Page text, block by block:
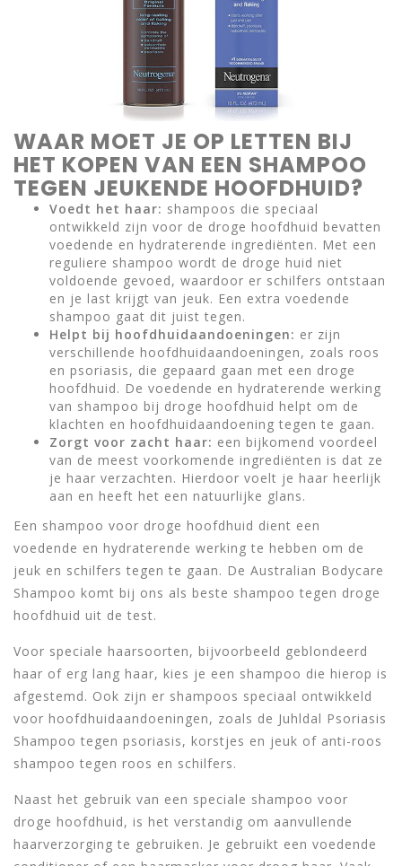
WAAR MOET JE OP LETTEN BIJ
HET KOPEN VAN EEN SHAMPOO
TEGEN JEUKENDE HOOFDHUID?
Voedt het haar: shampoos die speciaal
ontwikkeld zijn voor de droge hoofdhuid bevatten
voedende en hydraterende ingrediënten. Met een
reguliere shampoo wordt de droge huid niet
voldoende gevoed, waardoor er schilfers ontstaan
en je last krijgt van jeuk. Een extra voedende
shampoo gaat dit juist tegen.
Helpt bij hoofdhuidaandoeningen: er zijn
verschillende hoofdhuidaandoeningen, zoals roos
en psoriasis, die gepaard gaan met een droge
hoofdhuid. De voedende en hydraterende werking
van shampoo bij droge hoofdhuid helpt om de
klachten en hoofdhuidaandoening tegen te gaan.
Zorgt voor zacht haar: een bijkomend voordeel
van de meest voorkomende ingrediënten is dat ze
je haar verzachten. Hierdoor voelt je haar heerlijk
aan en heeft het een natuurlijke glans.
Een shampoo voor droge hoofdhuid dient een
voedende en hydraterende werking te hebben om de
jeuk en schilfers tegen te gaan. De Australian Bodycare
Shampoo komt bij ons als beste shampoo tegen droge
hoofdhuid uit de test.
Voor speciale haarsoorten, bijvoorbeeld geblondeerd
haar of erg lang haar, kies je een shampoo die hierop is
afgestemd. Ook zijn er shampoos speciaal ontwikkeld
voor hoofdhuidaandoeningen, zoals de Juhldal Psoriasis
Shampoo tegen psoriasis, korstjes en jeuk of anti-roos
shampoo tegen roos en schilfers.
Naast het gebruik van een speciale shampoo voor
droge hoofdhuid, is het verstandig om aanvullende
haarverzorging te gebruiken. Je gebruikt een voedende